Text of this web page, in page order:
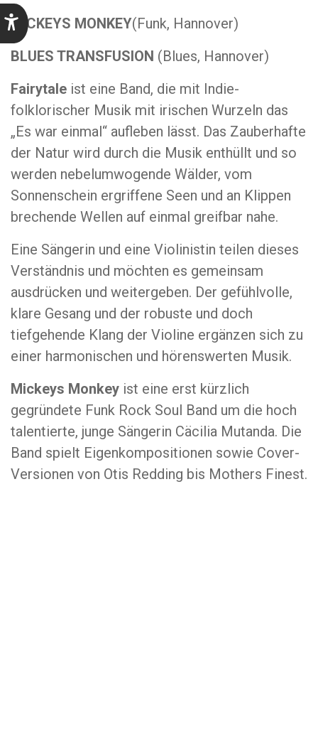
MICKEYS MONKEY(Funk, Hannover)
BLUES TRANSFUSION (Blues, Hannover)
Fairytale ist eine Band, die mit Indie-
folklorischer Musik mit irischen Wurzeln das
„Es war einmal“ aufleben lässt. Das Zauberhafte
der Natur wird durch die Musik enthüllt und so
werden nebelumwogende Wälder, vom
Sonnenschein ergriffene Seen und an Klippen
brechende Wellen auf einmal greifbar nahe.
Eine Sängerin und eine Violinistin teilen dieses
Verständnis und möchten es gemeinsam
ausdrücken und weitergeben. Der gefühlvolle,
klare Gesang und der robuste und doch
tiefgehende Klang der Violine ergänzen sich zu
einer harmonischen und hörenswerten Musik.
Mickeys Monkey ist eine erst kürzlich
gegründete Funk Rock Soul Band um die hoch
talentierte, junge Sängerin Cäcilia Mutanda. Die
Band spielt Eigenkompositionen sowie Cover-
Versionen von Otis Redding bis Mothers Finest.